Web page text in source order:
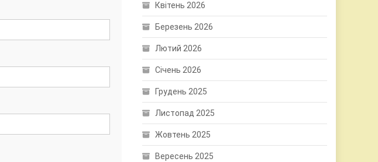
Квітень 2026
Березень 2026
Лютий 2026
Січень 2026
Грудень 2025
Листопад 2025
Жовтень 2025
Вересень 2025